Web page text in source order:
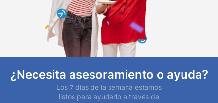
¿Necesita asesoramiento o ayuda?
Los 7 días de la semana estamos
listos para ayudarlo a través de